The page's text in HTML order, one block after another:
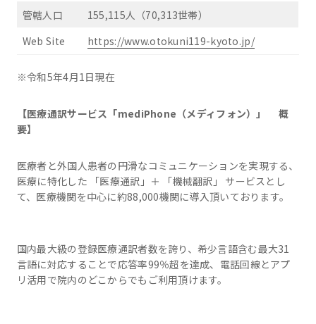
管轄人口
155,115人（70,313世帯）
Web Site
https://www.otokuni119-kyoto.jp/
※令和5年4月1日現在
【医療通訳サービス「mediPhone（メディフォン）」 概
要】
医療者と外国人患者の円滑なコミュニケーションを実現する、
医療に特化した 「医療通訳」＋ 「機械翻訳」 サービスとし
て、医療機関を中心に約88,000機関に導入頂いております。
国内最大級の登録医療通訳者数を誇り、希少言語含む最大31
言語に対応することで応答率99％超を達成、電話回線とアプ
リ活用で院内のどこからでもご利用頂けます。